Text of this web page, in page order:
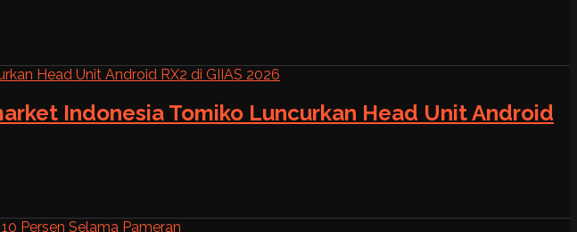
Indonesia Tomiko Luncurkan Head Unit Android